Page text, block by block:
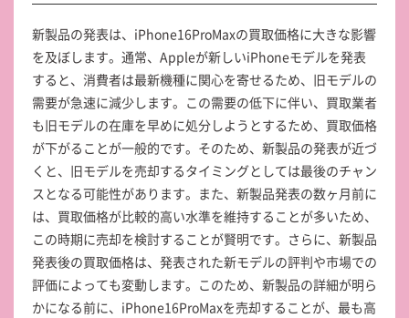
新製品の発表は、iPhone16ProMaxの買取価格に大きな影響
を及ぼします。通常、Appleが新しいiPhoneモデルを発表
すると、消費者は最新機種に関心を寄せるため、旧モデルの
需要が急速に減少します。この需要の低下に伴い、買取業者
も旧モデルの在庫を早めに処分しようとするため、買取価格
が下がることが一般的です。そのため、新製品の発表が近づ
くと、旧モデルを売却するタイミングとしては最後のチャン
スとなる可能性があります。また、新製品発表の数ヶ月前に
は、買取価格が比較的高い水準を維持することが多いため、
この時期に売却を検討することが賢明です。さらに、新製品
発表後の買取価格は、発表された新モデルの評判や市場での
評価によっても変動します。このため、新製品の詳細が明ら
かになる前に、iPhone16ProMaxを売却することが、最も高